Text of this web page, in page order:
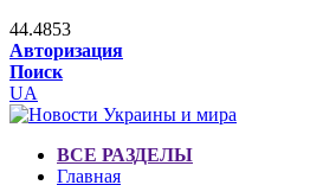
44.4853
Авторизация
Поиск
UA
ВСЕ РАЗДЕЛЫ
Главная